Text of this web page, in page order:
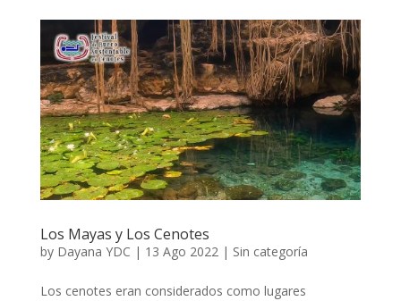
Los Mayas y Los Cenotes
by Dayana YDC | 13 Ago 2022| Sin categoría
Los cenotes eran considerados como lugares